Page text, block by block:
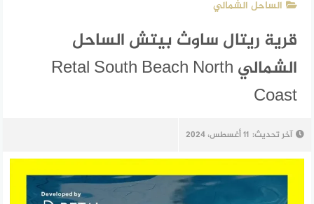
الساحل الشمالي
قرية ريتال ساوث بيتش الساحل
الشمالي Retal South Beach North
Coast
آخر تحديث: 11 أغسطس، 2024